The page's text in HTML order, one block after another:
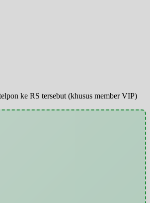
ke RS tersebut (khusus member VIP)